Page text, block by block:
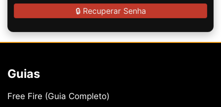
🔒 Recuperar Senha
Guias
Free Fire (Guia Completo)